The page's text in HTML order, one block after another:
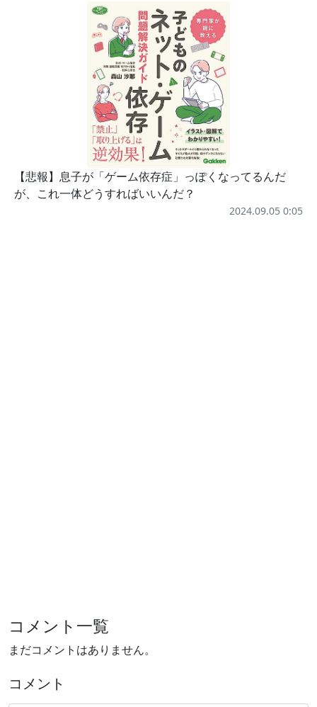
【悲報】息子が「ゲーム依存症」っぽくなってるんだ
が、これ一体どうすればいいんだ？
2024.09.05 0:05
コメント一覧
まだコメントはありません。
コメント